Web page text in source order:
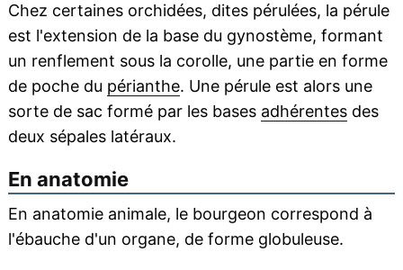
Chez certaines orchidées, dites pérulées, la pérule
est l'extension de la base du gynostème, formant
un renflement sous la corolle, une partie en forme
de poche du périanthe. Une pérule est alors une
sorte de sac formé par les bases adhérentesdes
deux sépales latéraux.
En anatomie
En anatomie animale, le bourgeon correspond à
l'ébauche d'un organe, de forme globuleuse.